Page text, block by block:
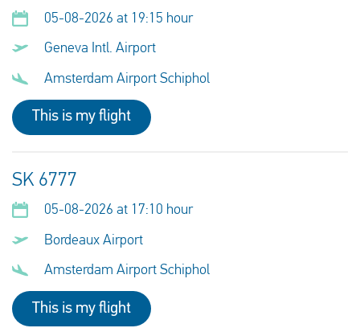
05-08-2026 at 19:15 hour
Geneva Intl. Airport
Amsterdam Airport Schiphol
This is my flight
SK 6777
05-08-2026 at 17:10 hour
Bordeaux Airport
Amsterdam Airport Schiphol
This is my flight